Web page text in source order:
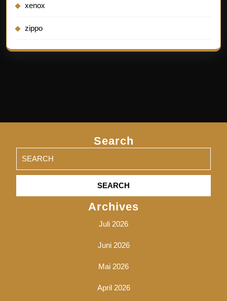
xenox
zippo
Search
for:
Archives
Juli 2026
Juni 2026
Mai 2026
April 2026